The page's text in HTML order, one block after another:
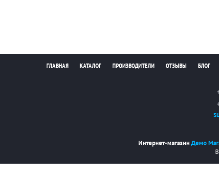
ГЛАВНАЯ КАТАЛОГ ПРОИЗВОДИТЕЛИ ОТЗЫВЫ БЛОГ
Интернет-магазинДемо